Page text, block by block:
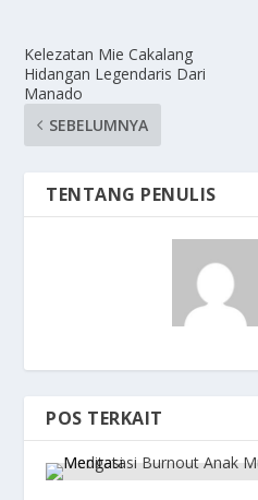
Kelezatan Mie Cakalang
Hidangan Legendaris Dari
Manado
SEBELUMNYA
TENTANG PENULIS
POS TERKAIT